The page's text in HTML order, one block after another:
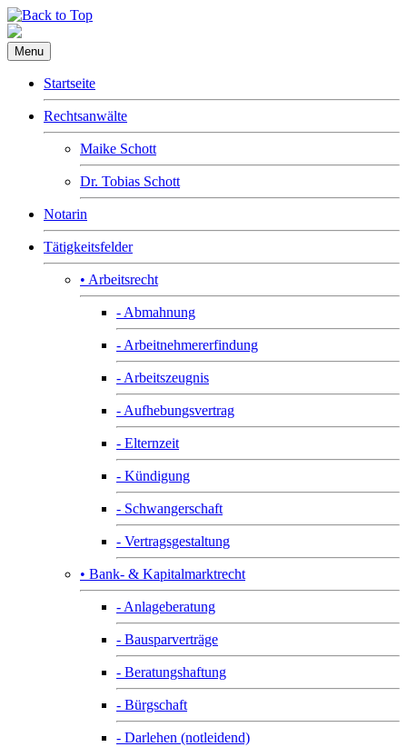
Menu
Startseite
Rechtsanwälte
Maike Schott
Dr. Tobias Schott
Notarin
Tätigkeitsfelder
• Arbeitsrecht
- Abmahnung
- Arbeitnehmererfindung
- Arbeitszeugnis
- Aufhebungsvertrag
- Elternzeit
- Kündigung
- Schwangerschaft
- Vertragsgestaltung
• Bank- & Kapitalmarktrecht
- Anlageberatung
- Bausparverträge
- Beratungshaftung
- Bürgschaft
- Darlehen (notleidend)